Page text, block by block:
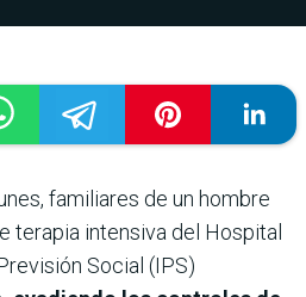
familiares de un hombre
terapia intensiva del Hospital
Social (IPS)